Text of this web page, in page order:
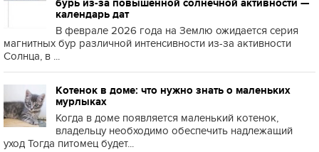
бурь из-за повышенной солнечной активности —
календарь дат
В феврале 2026 года на Землю ожидается серия
магнитных бур различной интенсивности из-за активности
Солнца, в ...
Котенок в доме: что нужно знать о маленьких
мурлыках
Когда в доме появляется маленький котенок,
владельцу необходимо обеспечить надлежащий
уход Тогда питомец будет...